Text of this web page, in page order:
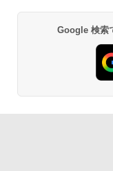
Google 検索